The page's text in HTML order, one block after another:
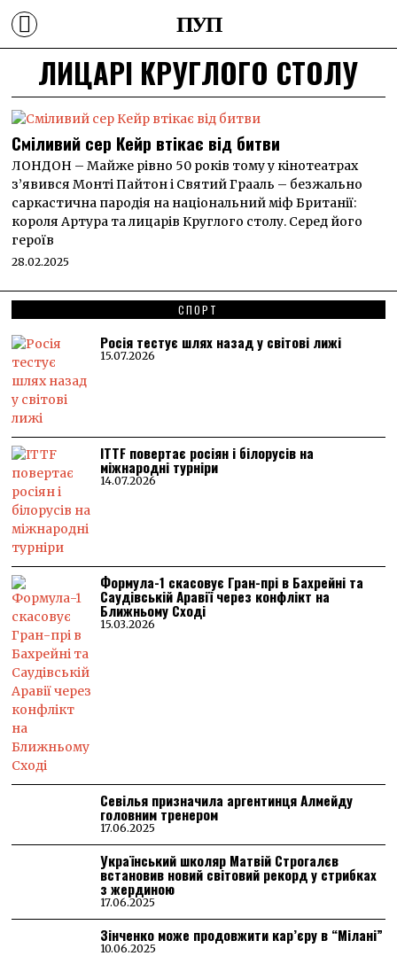
ПУП
ЛИЦАРІ КРУГЛОГО СТОЛУ
Сміливий сер Кейр втікає від битви
ЛОНДОН – Майже рівно 50 років тому у кінотеатрах
з’явився Монті Пайтон і Святий Грааль – безжально
саркастична пародія на національний міф Британії:
короля Артура та лицарів Круглого столу. Серед його
героїв
28.02.2025
СПОРТ
Росія тестує шлях назад у світові лижі
15.07.2026
ITTF повертає росіян і білорусів на
міжнародні турніри
14.07.2026
Формула-1 скасовує Гран-прі в Бахрейні та
Саудівській Аравії через конфлікт на
Ближньому Сході
15.03.2026
Севілья призначила аргентинця Алмейду
головним тренером
17.06.2025
Український школяр Матвій Строгалєв
встановив новий світовий рекорд у стрибках
з жердиною
17.06.2025
Зінченко може продовжити кар’єру в “Мілані”
10.06.2025